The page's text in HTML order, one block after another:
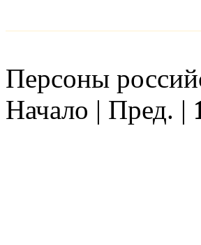
Персоны
Начало | Пред. |